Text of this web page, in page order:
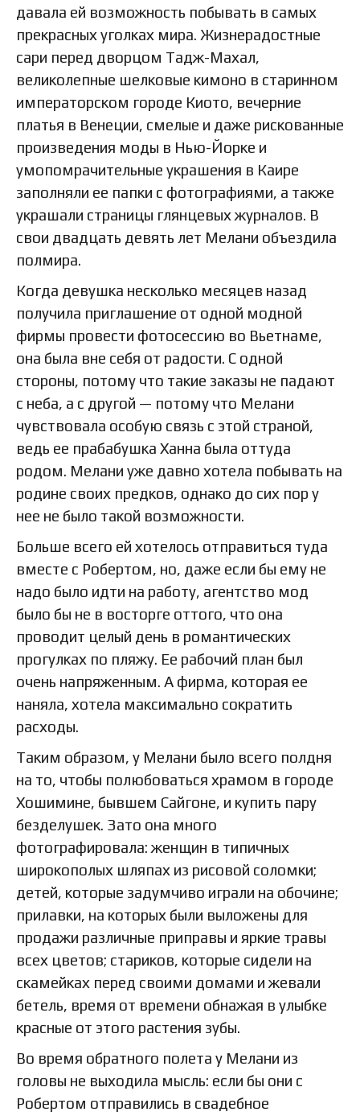
давала ей возможность побывать в самых
прекрасных уголках мира. Жизнерадостные
сари перед дворцом Тадж-Махал,
великолепные шелковые кимоно в старинном
императорском городе Киото, вечерние
платья в Венеции, смелые и даже рискованные
произведения моды в Нью-Йорке и
умопомрачительные украшения в Каире
заполняли ее папки с фотографиями, а также
украшали страницы глянцевых журналов. В
свои двадцать девять лет Мелани объездила
полмира.
Когда девушка несколько месяцев назад
получила приглашение от одной модной
фирмы провести фотосессию во Вьетнаме,
она была вне себя от радости. С одной
стороны, потому что такие заказы не падают
с неба, а с другой — потому что Мелани
чувствовала особую связь с этой страной,
ведь ее прабабушка Ханна была оттуда
родом. Мелани уже давно хотела побывать на
родине своих предков, однако до сих пор у
нее не было такой возможности.
Больше всего ей хотелось отправиться туда
вместе с Робертом, но, даже если бы ему не
надо было идти на работу, агентство мод
было бы не в восторге оттого, что она
проводит целый день в романтических
прогулках по пляжу. Ее рабочий план был
очень напряженным. А фирма, которая ее
наняла, хотела максимально сократить
расходы.
Таким образом, у Мелани было всего полдня
на то, чтобы полюбоваться храмом в городе
Хошимине, бывшем Сайгоне, и купить пару
безделушек. Зато она много
фотографировала: женщин в типичных
широкополых шляпах из рисовой соломки;
детей, которые задумчиво играли на обочине;
прилавки, на которых были выложены для
продажи различные приправы и яркие травы
всех цветов; стариков, которые сидели на
скамейках перед своими домами и жевали
бетель, время от времени обнажая в улыбке
красные от этого растения зубы.
Во время обратного полета у Мелани из
головы не выходила мысль: если бы они с
Робертом отправились в свадебное